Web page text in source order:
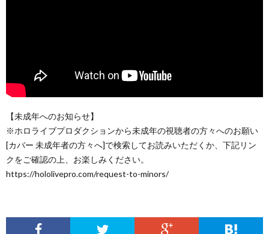
【未成年へのお知らせ】
※ホロライブプロダクションから未成年の視聴者の方々へのお願い
[カバー 未成年者の方々へ]で検索してお読みいただくか、下記リン
クをご確認の上、お楽しみください。
https://hololivepro.com/request-to-minors/